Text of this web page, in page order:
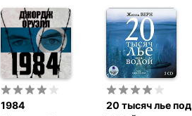
1984
20 тысяч лье под